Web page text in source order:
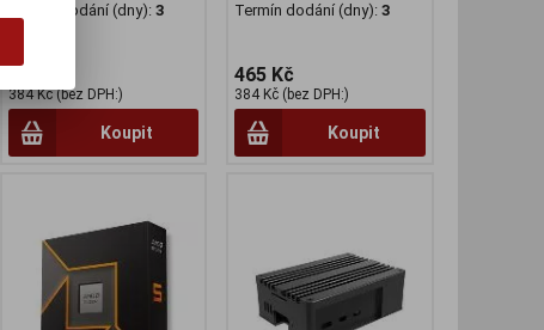
Termín dodání (dny): 3
384 Kč (bez DPH:)
Koupit
Termín dodání (dny): 3
465 Kč
384 Kč (bez DPH:)
Koupit